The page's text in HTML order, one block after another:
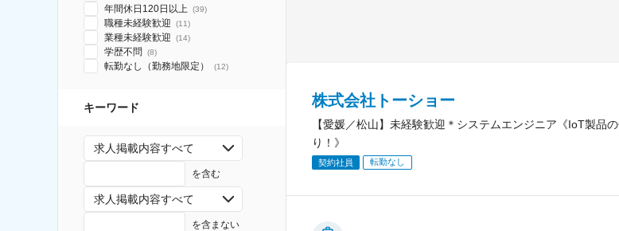
年間休日120日以上 (39)
職種未経験歓迎 (11)
業種未経験歓迎 (14)
学歴不問 (8)
転勤なし（勤務地限定） (12)
キーワード
求人掲載内容すべて
を含む
求人掲載内容すべて
を含まない
株式会社トーショー
【愛媛／松山】未経験歓迎＊システムエンジニア《IoT製品
り！》
契約社員 転勤なし